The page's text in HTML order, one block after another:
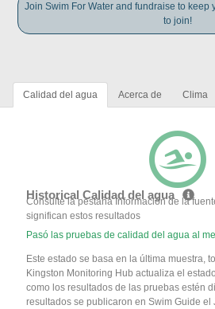
Join Swim For Water and fundraise to keep
to join!
Calidad del agua Acerca de Clima
Historical Calidad del agua
Consulte la pestaña Información de la
significan estos resultados
Pasó las pruebas de calidad del agua al
Este estado se basa en la última muestra,
Kingston Monitoring Hub actualiza el
como los resultados de las pruebas estén
resultados se publicaron en Swim Guide el